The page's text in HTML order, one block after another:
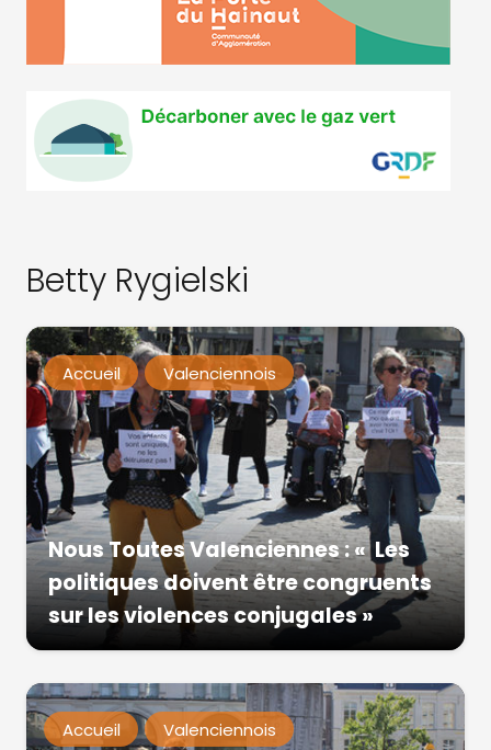
Betty Rygielski
Accueil Valenciennois
Nous Toutes Valenciennes : « Les
politiques doivent être congruents
sur les violences conjugales »
Accueil Valenciennois